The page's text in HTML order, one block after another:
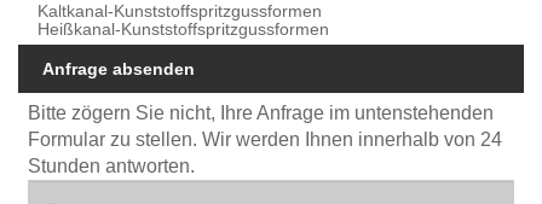
Kaltkanal-Kunststoffspritzgussformen
Heißkanal-Kunststoffspritzgussformen
Anfrage absenden
Bitte zögern Sie nicht, Ihre Anfrage im untenstehenden
Formular zu stellen. Wir werden Ihnen innerhalb von 24
Stunden antworten.